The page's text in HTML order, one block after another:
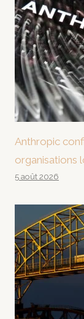
Anthropic
organisations
5 août 2026